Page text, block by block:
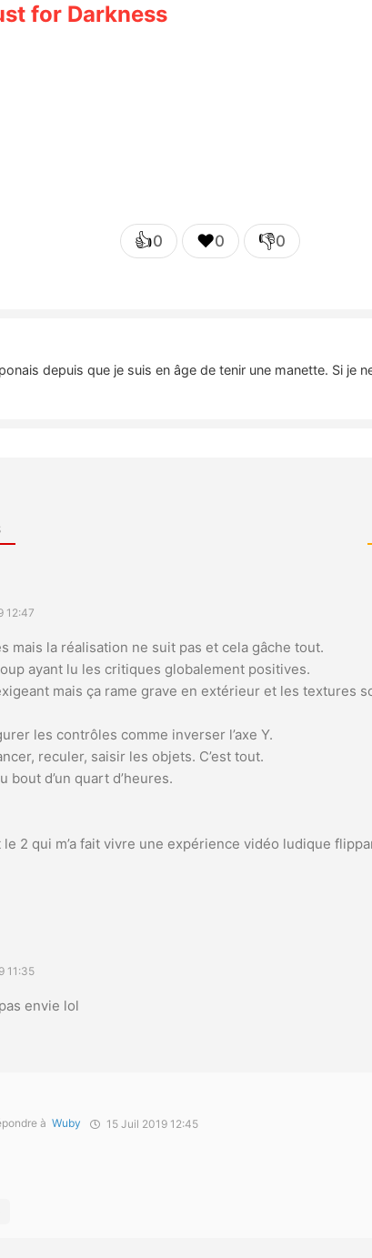
for Darkness
👍0 ❤️0 👎0
depuis que je suis en âge de tenir une manette. Si je
12:47
mais la réalisation ne suit pas et cela gâche tout.
ayant lu les critiques globalement positives.
mais ça rame grave en extérieur et les textures
les contrôles comme inverser l’axe Y.
reculer, saisir les objets. C’est tout.
bout d’un quart d’heures.
2 qui m’a fait vivre une expérience vidéo ludique
11:35
envie lol
à Wuby 15 Juil 2019 12:45